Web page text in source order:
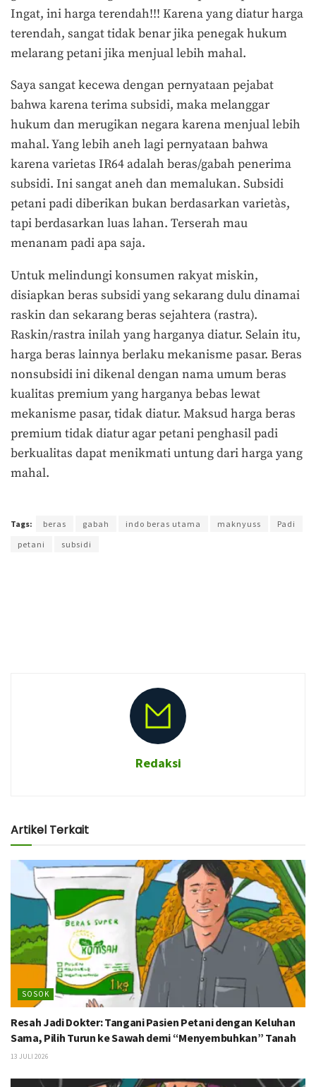
Ingat, ini harga terendah!!! Karena yang diatur harga
terendah, sangat tidak benar jika penegak hukum
melarang petani jika menjual lebih mahal.
Saya sangat kecewa dengan pernyataan pejabat
bahwa karena terima subsidi, maka melanggar
hukum dan merugikan negara karena menjual lebih
mahal. Yang lebih aneh lagi pernyataan bahwa
karena varietas IR64 adalah beras/gabah penerima
subsidi. Ini sangat aneh dan memalukan. Subsidi
petani padi diberikan bukan berdasarkan varietàs,
tapi berdasarkan luas lahan. Terserah mau
menanam padi apa saja.
Untuk melindungi konsumen rakyat miskin,
disiapkan beras subsidi yang sekarang dulu dinamai
raskin dan sekarang beras sejahtera (rastra).
Raskin/rastra inilah yang harganya diatur. Selain itu,
harga beras lainnya berlaku mekanisme pasar. Beras
nonsubsidi ini dikenal dengan nama umum beras
kualitas premium yang harganya bebas lewat
mekanisme pasar, tidak diatur. Maksud harga beras
premium tidak diatur agar petani penghasil padi
berkualitas dapat menikmati untung dari harga yang
mahal.
Tags: beras gabah indo beras utama maknyuss
Padi
petani
subsidi
Redaksi
Artikel Terkait
SOSOK
Resah Jadi Dokter: Tangani Pasien Petani dengan Keluhan
Sama, Pilih Turun ke Sawah demi “Menyembuhkan” Tanah
13 JULI 2026